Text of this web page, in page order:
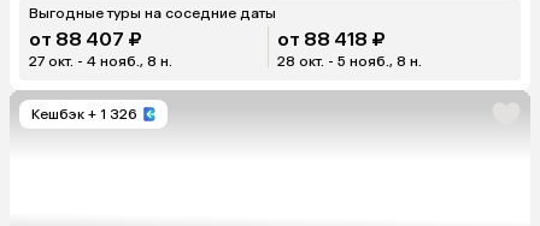
Выгодные туры на соседние даты
от 88 407 ₽
27 окт. - 4 нояб., 8 н.
от 88 418 ₽
28 окт. - 5 нояб., 8 н.
Кешбэк + 1 326